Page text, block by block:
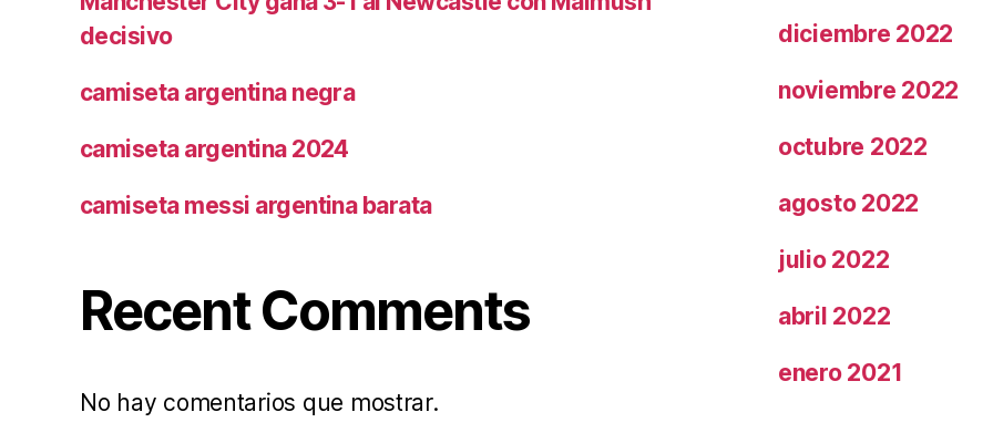
decisivo
camiseta argentina negra
camiseta argentina 2024
camiseta messi argentina barata
Recent Comments
No hay comentarios que mostrar.
diciembre 2022
noviembre 2022
octubre 2022
agosto 2022
julio 2022
abril 2022
enero 2021